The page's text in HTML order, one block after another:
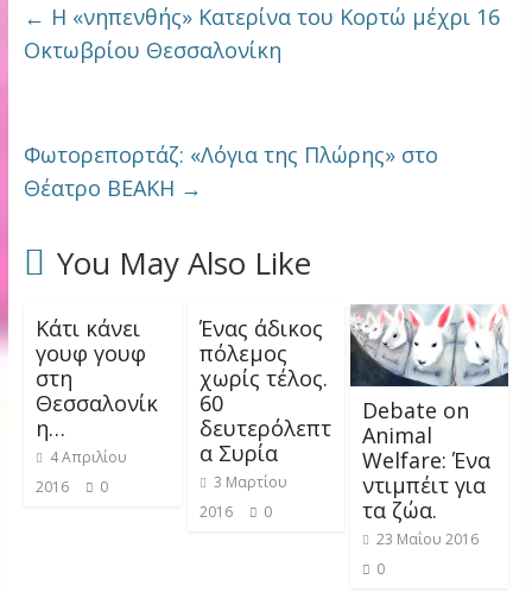
← Η «νηπενθής» Κατερίνα του Κορτώ μέχρι 16
Οκτωβρίου Θεσσαλονίκη
Φωτορεπορτάζ: «Λόγια της Πλώρης» στο
Θέατρο ΒΕΑΚΗ →
You May Also Like
Κάτι κάνει
γουφ γουφ
στη
Θεσσαλονίκ
η…
4 Απριλίου
2016
0
Ένας άδικος
πόλεμος
χωρίς τέλος.
60
δευτερόλεπτ
α Συρία
3 Μαρτίου
2016
0
Debate on
Animal
Welfare: Ένα
ντιμπέιτ για
τα ζώα.
23 Μαΐου 2016
0